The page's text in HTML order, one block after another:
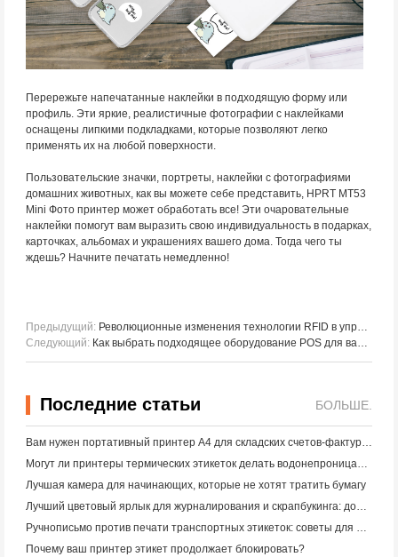
Перережьте напечатанные наклейки в подходящую форму или
профиль. Эти яркие, реалистичные фотографии с наклейками
оснащены липкими подкладками, которые позволяют легко
применять их на любой поверхности.
Пользовательские значки, портреты, наклейки с фотографиями
домашних животных, как вы можете себе представить, HPRT MT53
Mini Фото принтер может обработать все! Эти очаровательные
наклейки помогут вам выразить свою индивидуальность в подарках,
карточках, альбомах и украшениях вашего дома. Тогда чего ты
ждешь? Начните печатать немедленно!
Предыдущий: Революционные изменения технологии RFID в управлении запасами стали
Следующий: Как выбрать подходящее оборудование POS для вашего бизнеса
Последние статьи БОЛЬШЕ.
Вам нужен портативный принтер A4 для складских счетов-фактур? Что действительно работает
Могут ли принтеры термических этикеток делать водонепроницаемые этикетки для продуктов малого бизнеса?
Лучшая камера для начинающих, которые не хотят тратить бумагу
Лучший цветовый ярлык для журналирования и скрапбукинга: добавьте больше цвета на каждую страницу
Ручнописьмо против печати транспортных этикеток: советы для малого бизнеса в 2026 году
Почему ваш принтер этикет продолжает блокировать?